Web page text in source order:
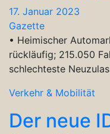
17. Januar 2023
Gazette
• Heimischer
rückläufig; 215.050
schlechteste
Verkehr & Mobilität
Der neue